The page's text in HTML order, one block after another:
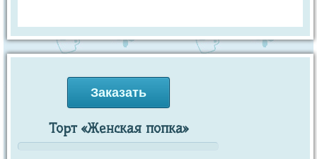
Заказать
Торт «Женская попка»